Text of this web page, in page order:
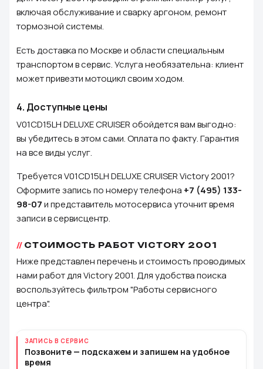
включая обслуживание и сварку аргоном, ремонт
тормозной системы.
Есть доставка по Москве и области специальным
транспортом в сервис. Услуга необязательна: клиент
может привезти мотоцикл своим ходом.
4. Доступные цены
V01CD15LH DELUXE CRUISER обойдется вам выгодно:
вы убедитесь в этом сами. Оплата по факту. Гарантия
на все виды услуг.
Требуется V01CD15LH DELUXE CRUISER Victory 2001?
Оформите запись по номеру телефона +7 (495) 133-
98-07и представитель мотосервиса уточнит время
записи в сервисцентр.
СТОИМОСТЬ РАБОТ VICTORY 2001
Ниже представлен перечень и стоимость проводимых
нами работ для Victory 2001. Для удобства поиска
воспользуйтесь фильтром "Работы сервисного
центра".
ЗАПИСЬ В СЕРВИС
Позвоните — подскажем и запишем на удобное
время